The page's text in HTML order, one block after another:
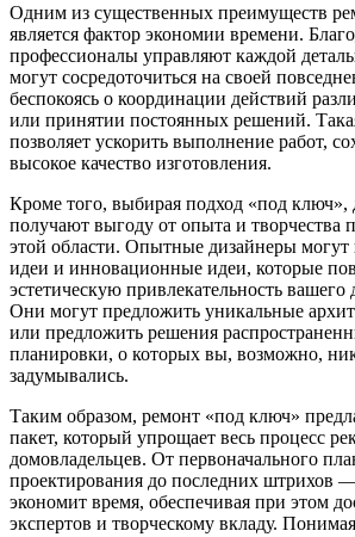
Одним из существенных преимуществ
является фактор экономии времени.
профессионалы управляют каждой
могут сосредоточиться на своей
беспокоясь о координации действий
или принятии постоянных решений.
позволяет ускорить выполнение работ,
высокое качество изготовления.
Кроме того, выбирая подход «под ключ»,
получают выгоду от опыта и творчества
этой области. Опытные дизайнеры могут
идеи и инновационные идеи, которые
эстетическую привлекательность вашего
Они могут предложить уникальные
или предложить решения
планировки, о которых вы, возможно,
задумывались.
Таким образом, ремонт «под ключ»
пакет, который упрощает весь процесс
домовладельцев. От первоначального
проектирования до последних штрихов
экономит время, обеспечивая при этом
экспертов и творческому вкладу.